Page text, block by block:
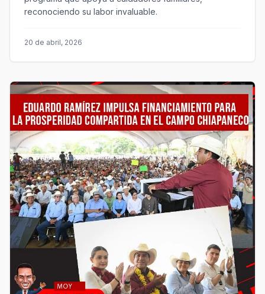
reconociendo su labor invaluable.
20 de abril, 2026